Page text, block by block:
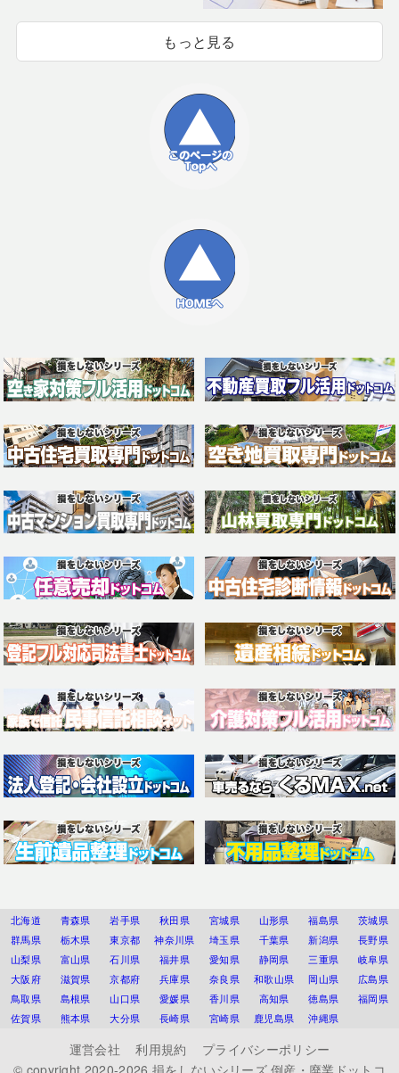
もっと見る
北海道 青森県 岩手県 秋田県 宮城県 山形県 福島県
茨城県
群馬県
栃木県 東京都 神奈川県 埼玉県 千葉県 新潟県
長野県
山梨県
富山県 石川県 福井県 愛知県 静岡県 三重県
岐阜県
大阪府
滋賀県 京都府 兵庫県 奈良県 和歌山県 岡山県
広島県
鳥取県
島根県 山口県 愛媛県 香川県 高知県 徳島県
福岡県
佐賀県
熊本県 大分県 長崎県 宮崎県 鹿児島県 沖縄県
運営会社 利用規約
プライバシーポリシー
© copyright 2020-2026 損をしないシリーズ 倒産・廃業ドットコ